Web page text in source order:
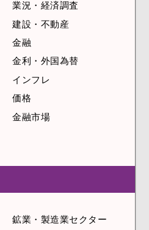
業況・経済調査
建設・不動産
金融
金利・外国為替
インフレ
価格
金融市場
鉱業・製造業セクター